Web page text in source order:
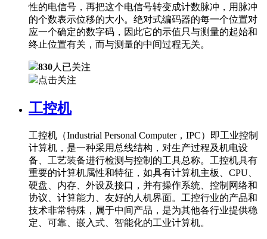
性的电信号，再把这个电信号转变成计数脉冲，用脉冲
的个数表示位移的大小。绝对式编码器的每一个位置对
应一个确定的数字码，因此它的示值只与测量的起始和
终止位置有关，而与测量的中间过程无关。
830人已关注
点击关注
工控机
工控机（Industrial Personal Computer，IPC）即工业控制
计算机，是一种采用总线结构，对生产过程及机电设
备、工艺装备进行检测与控制的工具总称。工控机具有
重要的计算机属性和特征，如具有计算机主板、CPU、
硬盘、内存、外设及接口，并有操作系统、控制网络和
协议、计算能力、友好的人机界面。工控行业的产品和
技术非常特殊，属于中间产品，是为其他各行业提供稳
定、可靠、嵌入式、智能化的工业计算机。